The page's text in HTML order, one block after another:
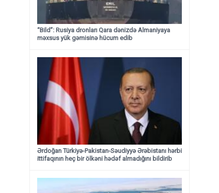
“Bild”: Rusiya dronları Qara dənizdə Almaniyaya
məxsus yük gəmisinə hücum edib
Ərdoğan Türkiyə-Pakistan-Səudiyyə Ərəbistanı hərbi
ittifaqının heç bir ölkəni hədəf almadığını bildirib